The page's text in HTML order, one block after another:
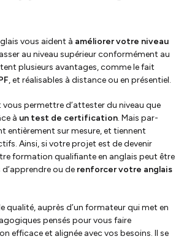
vous aident à améliorer votre niveau
au niveau supérieur conformément au
plusieurs avantages, comme le fait
, et réalisables à distance ou en présentiel.
vous permettre d’attester du niveau que
à un test de certification. Mais par-
entièrement sur mesure, et tiennent
Ainsi, si votre projet est de devenir
formation qualifiante en anglais peut être
ou de renforcer votre anglais
qualité, auprès d’un formateur qui met en
pensés pour vous faire
efficace et alignée avec vos besoins. Il se